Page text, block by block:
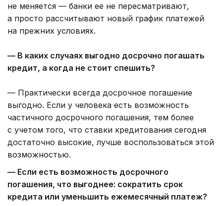
не меняется — банки ее не пересматривают,
а просто рассчитывают новый график платежей
на прежних условиях.
— В каких случаях выгодно досрочно погашать
кредит, а когда не стоит спешить?
— Практически всегда досрочное погашение
выгодно. Если у человека есть возможность
частичного досрочного погашения, тем более
с учетом того, что ставки кредитования сегодня
достаточно высокие, лучше воспользоваться этой
возможностью.
— Если есть возможность досрочного
погашения, что выгоднее: сократить срок
кредита или уменьшить ежемесячный платеж?